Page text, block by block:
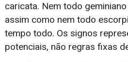
caricata. Nem todo geminiano
assim como nem todo
tempo todo. Os signos
potenciais, não regras fixas